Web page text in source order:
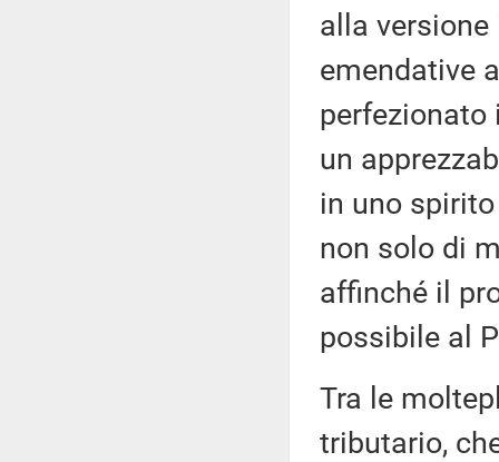
alla
emendative
perfezionato
un
in uno
non solo di
affinché il
possibile al
Tra le
tributario,